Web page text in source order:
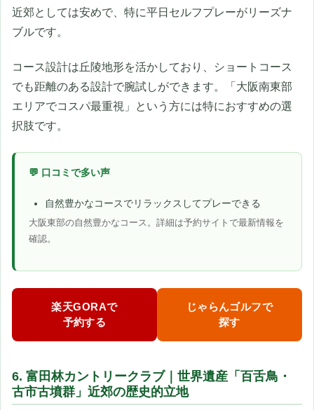
近郊としては安めで、特に平日セルフプレーがリーズナ
ブルです。
コース設計は丘陵地形を活かしており、ショートコース
でも距離のある設計で腕試しができます。「大阪南東部
エリアでコスパ最重視」という方には特におすすめの選
択肢です。
💬 口コミで多い声
自然豊かなコースでリラックスしてプレーできる
大阪東部の自然豊かなコース。詳細は予約サイトで最新情報を
確認。
楽天GORAで
予約する
じゃらんゴルフで
探す
6. 富田林カントリークラブ｜世界遺産「百舌鳥・
古市古墳群」近郊の歴史的立地